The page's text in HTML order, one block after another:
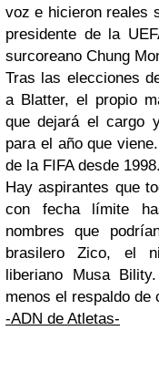
voz e hicieron reales
presidente de la
surcoreano Chung
Tras las elecciones
a Blatter, el propio
que dejará el cargo
para el año que
de la FIFA desde 1998.
Hay aspirantes que
con fecha límite
nombres que
brasilero Zico, el
liberiano Musa
menos el respaldo de
-ADN de Atletas-